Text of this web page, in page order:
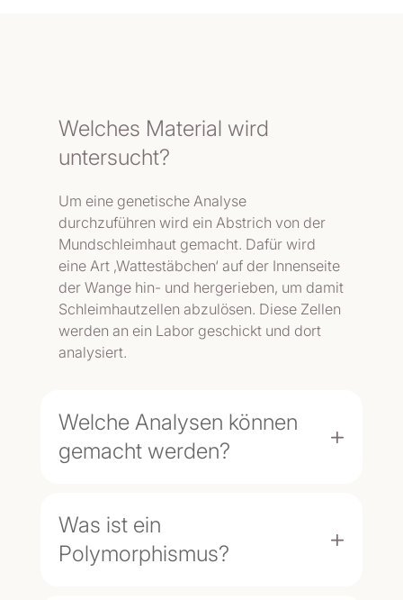
Welches Material wird
untersucht?
Um eine genetische Analyse
durchzuführen wird ein Abstrich von der
Mundschleimhaut gemacht. Dafür wird
eine Art ‚Wattestäbchen‘ auf der Innenseite
der Wange hin- und hergerieben, um damit
Schleimhautzellen abzulösen. Diese Zellen
werden an ein Labor geschickt und dort
analysiert.
Welche Analysen können
gemacht werden?
Was ist ein
Polymorphismus?